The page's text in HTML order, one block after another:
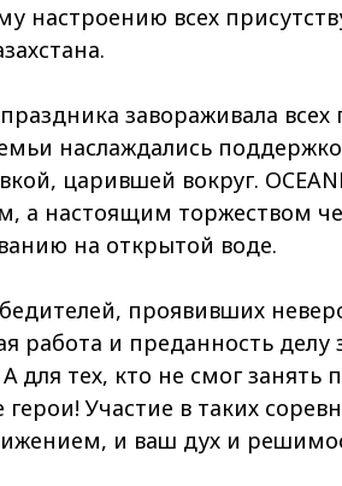
настроению всех
завораживала
наслаждались
царившей вокруг.
а настоящим торжеством
на открытой воде.
проявивших
работа и преданность делу
для тех, кто не смог
Участие в таких
и ваш дух и